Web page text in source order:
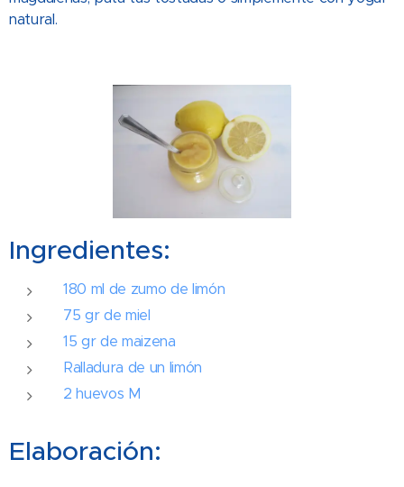
natural.
Ingredientes:
180 ml de zumo de limón
75 gr de miel
15 gr de maizena
Ralladura de un limón
2 huevos M
Elaboración: